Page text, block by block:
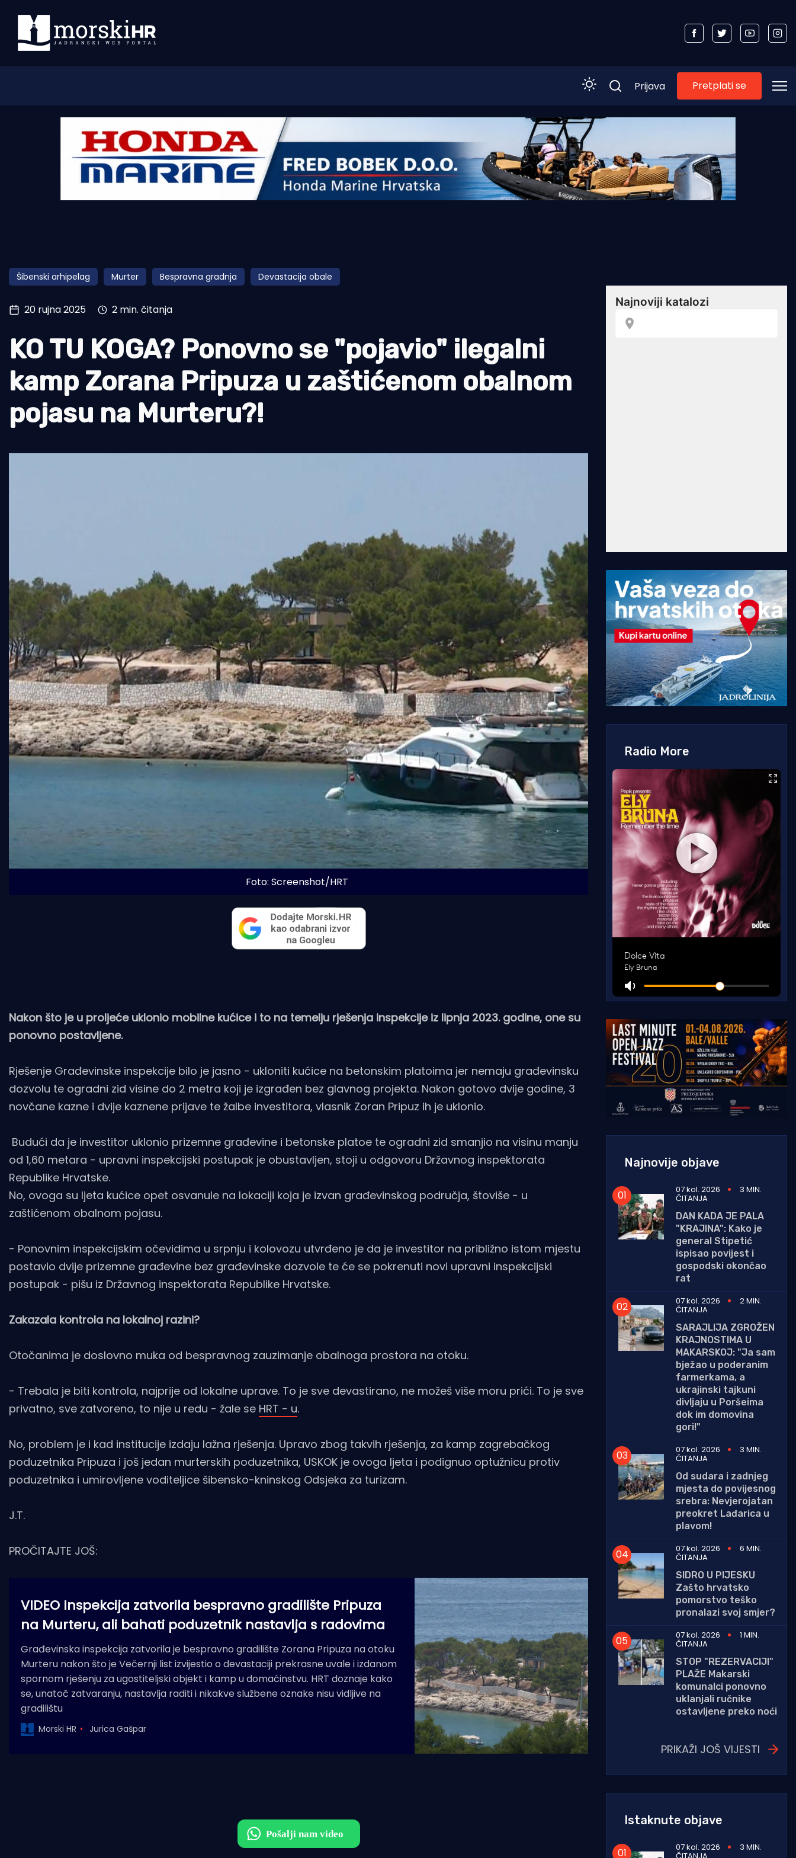
Morski plus
Pomorstvo
Ribolov
Tradicija i kultura
Prijava Pretplati se
Šibenski arhipelag Murter Bespravna gradnja Devastacija obale
20 rujna 2025 2 min. čitanja
KO TU KOGA? Ponovno se "pojavio" ilegalni
kamp Zorana Pripuza u zaštićenom obalnom
pojasu na Murteru?!
Foto: Screenshot/HRT
Nakon što je u proljeće uklonio mobilne kućice i to na temelju rješenja inspekcije iz lipnja 2023. godine, one su
ponovno postavljene.
Rješenje Građevinske inspekcije bilo je jasno - ukloniti kućice na betonskim platoima jer nemaju građevinsku
dozvolu te ogradni zid visine do 2 metra koji je izgrađen bez glavnog projekta. Nakon gotovo dvije godine, 3
novčane kazne i dvije kaznene prijave te žalbe investitora, vlasnik Zoran Pripuz ih je uklonio.
Budući da je investitor uklonio prizemne građevine i betonske platoe te ogradni zid smanjio na visinu manju
od 1,60 metara - upravni inspekcijski postupak je obustavljen, stoji u odgovoru Državnog inspektorata
Republike Hrvatske.
No, ovoga su ljeta kućice opet osvanule na lokaciji koja je izvan građevinskog područja, štoviše - u
zaštićenom obalnom pojasu.
- Ponovnim inspekcijskim očevidima u srpnju i kolovozu utvrđeno je da je investitor na približno istom mjestu
postavio dvije prizemne građevine bez građevinske dozvole te će se pokrenuti novi upravni inspekcijski
postupak - pišu iz Državnog inspektorata Republike Hrvatske.
Zakazala kontrola na lokalnoj razini?
Otočanima je doslovno muka od bespravnog zauzimanje obalnoga prostora na otoku.
- Trebala je biti kontrola, najprije od lokalne uprave. To je sve devastirano, ne možeš više moru prići. To je sve
privatno, sve zatvoreno, to nije u redu - žale se HRT - u.
No, problem je i kad institucije izdaju lažna rješenja. Upravo zbog takvih rješenja, za kamp zagrebačkog
poduzetnika Pripuza i još jedan murterskih poduzetnika, USKOK je ovoga ljeta i podignuo optužnicu protiv
poduzetnika i umirovljene voditeljice šibensko-kninskog Odsjeka za turizam.
J.T.
PROČITAJTE JOŠ:
VIDEO Inspekcija zatvorila bespravno gradilište Pripuza
na Murteru, ali bahati poduzetnik nastavlja s radovima
Građevinska inspekcija zatvorila je bespravno gradilište Zorana Pripuza na otoku
Murteru nakon što je Večernji list izvijestio o devastaciji prekrasne uvale i izdanom
spornom rješenju za ugostiteljski objekt i kamp u domaćinstvu. HRT doznaje kako
se, unatoč zatvaranju, nastavlja raditi i nikakve službene oznake nisu vidljive na
gradilištu
Morski HR Jurica Gašpar
Radio More
Najnovije objave
07 kol. 2026 3 MIN.
ČITANJA
DAN KADA JE PALA
"KRAJINA": Kako je
general Stipetić
ispisao povijest i
gospodski okončao
rat
07 kol. 2026
2 MIN.
ČITANJA
SARAJLIJA ZGROŽEN
KRAJNOSTIMA U
MAKARSKOJ: "Ja sam
bježao u poderanim
farmerkama, a
ukrajinski tajkuni
divljaju u Poršeima
dok im domovina
gori!"
07 kol. 2026
3 MIN.
ČITANJA
Od sudara i zadnjeg
mjesta do povijesnog
srebra: Nevjerojatan
preokret Lađarica u
plavom!
07 kol. 2026
6 MIN.
ČITANJA
SIDRO U PIJESKU
Zašto hrvatsko
pomorstvo teško
pronalazi svoj smjer?
07 kol. 2026
1 MIN.
ČITANJA
STOP "REZERVACIJI"
PLAŽE Makarski
komunalci ponovno
uklanjali ručnike
ostavljene preko noći
PRIKAŽI JOŠ VIJESTI
Istaknute objave
07 kol. 2026 3 MIN.
ČITANJA